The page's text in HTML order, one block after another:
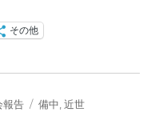
その他
報告
タ
備中 ,近世